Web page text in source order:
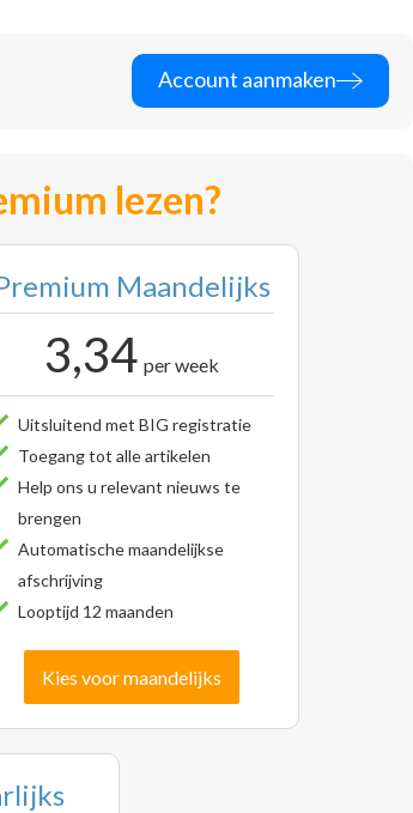
Account aanmaken
lezen?
Maandelijks
3,34 per week
Uitsluitend met BIG registratie
Toegang tot alle artikelen
Help ons u relevant nieuws te
brengen
Automatische maandelijkse
afschrijving
Looptijd 12 maanden
Kies voor maandelijks